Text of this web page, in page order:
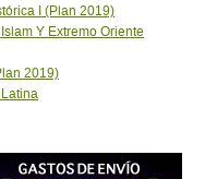
I (Plan 2019)
Y Extremo Oriente
2019)